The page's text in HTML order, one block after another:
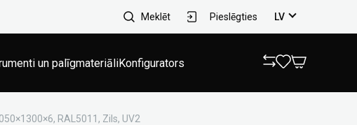
Meklēt Pieslēgties LV
un palīgmateriāliKonfigurators
RAL5011, Zils, UV2